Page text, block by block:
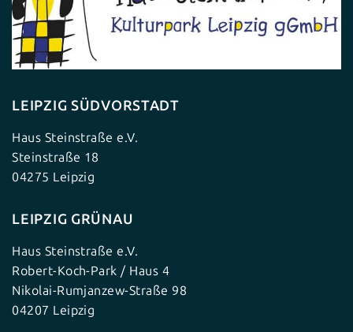
LEIPZIG SÜDVORSTADT
Haus Steinstraße e.V.
Steinstraße 18
04275 Leipzig
LEIPZIG GRÜNAU
Haus Steinstraße e.V.
Robert-Koch-Park / Haus 4
Nikolai-Rumjanzew-Straße 98
04207 Leipzig